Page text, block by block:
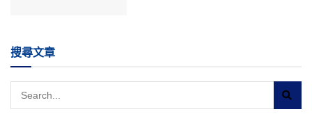
搜尋文章